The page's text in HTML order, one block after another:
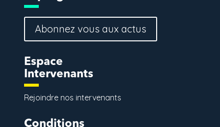
Abonnez vous aux actus
Espace
Intervenants
Rejoindre nos intervenants
Conditions